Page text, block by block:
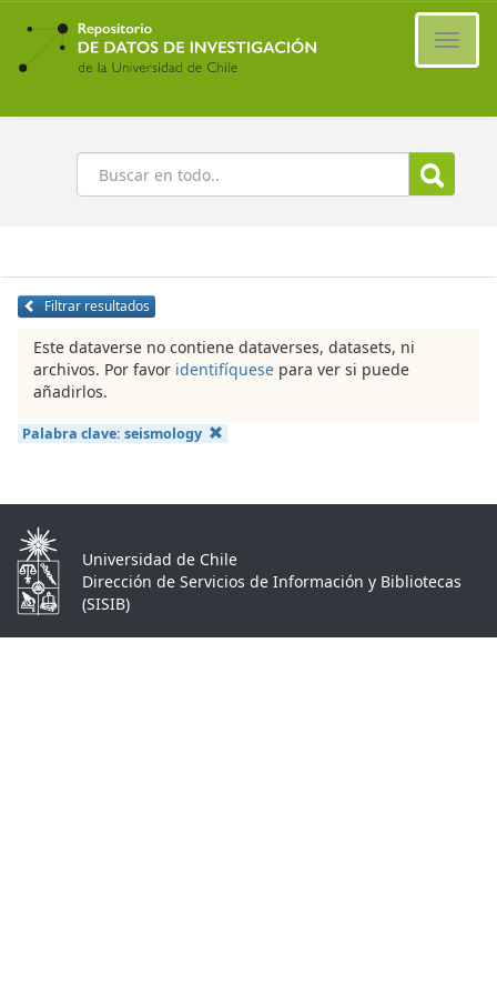
Ir
contenido
principal
Buscar
Filtrar resultados
Este dataverse no contiene dataverses, datasets, ni
archivos. Por favor identifíquese para ver si puede
añadirlos.
Palabra clave: seismology
Universidad de Chile
Dirección de Servicios de Información y Bibliotecas
(SISIB)